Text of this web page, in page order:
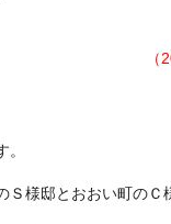
Ｓ様邸とおおい町のＣ